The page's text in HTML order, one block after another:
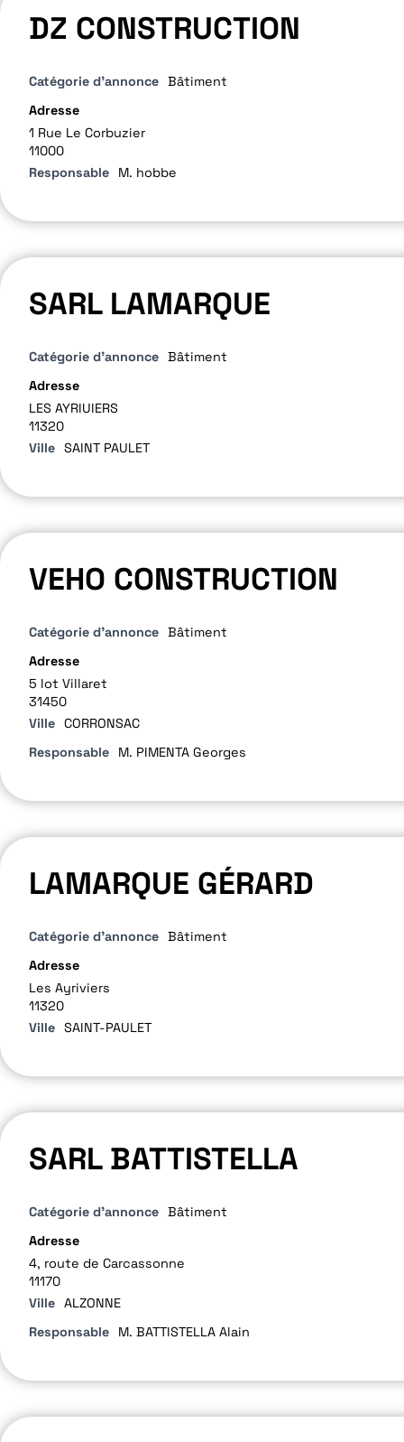
DZ CONSTRUCTION
Catégorie d'annonce Bâtiment
Adresse
1 Rue Le Corbuzier
11000
Responsable
M. hobbe
SARL LAMARQUE
Catégorie d'annonce Bâtiment
Adresse
LES AYRIUIERS
11320
Ville SAINT PAULET
VEHO CONSTRUCTION
Catégorie d'annonce Bâtiment
Adresse
5 lot Villaret
31450
Ville CORRONSAC
Responsable
M. PIMENTA Georges
LAMARQUE GÉRARD
Catégorie d'annonce Bâtiment
Adresse
Les Ayriviers
11320
Ville SAINT-PAULET
SARL BATTISTELLA
Catégorie d'annonce Bâtiment
Adresse
4, route de Carcassonne
11170
Ville ALZONNE
Responsable
M. BATTISTELLA Alain